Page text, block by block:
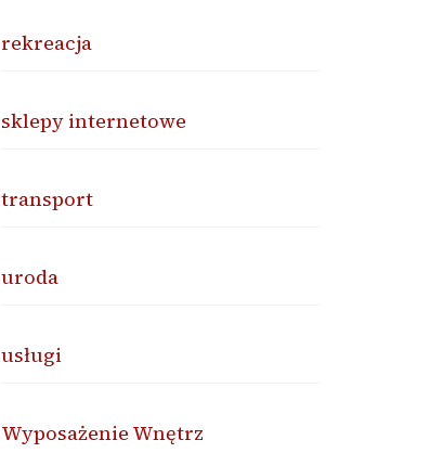
rekreacja
sklepy internetowe
transport
uroda
usługi
Wyposażenie Wnętrz